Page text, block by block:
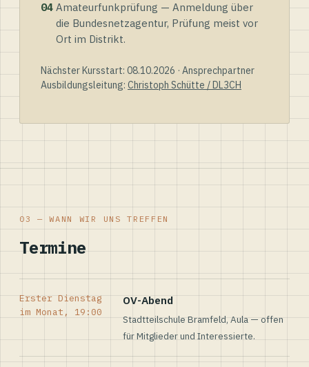
04 Amateurfunkprüfung — Anmeldung über
die Bundesnetzagentur, Prüfung meist vor
Ort im Distrikt.
Nächster Kursstart: 08.10.2026 · Ansprechpartner
Ausbildungsleitung: Christoph Schütte / DL3CH
03 — WANN WIR UNS TREFFEN
Termine
Erster Dienstag
im Monat, 19:00
OV-Abend
Stadtteilschule Bramfeld, Aula — offen
für Mitglieder und Interessierte.